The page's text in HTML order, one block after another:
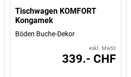
Tischwagen KOMFORT
Kongamek
Böden Buche-Dekor
exkl. MwSt
339.- CHF